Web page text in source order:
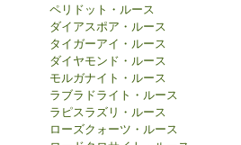
ペリドット・ルース
ダイアスポア・ルース
タイガーアイ・ルース
ダイヤモンド・ルース
モルガナイト・ルース
ラブラドライト・ルース
ラピスラズリ・ルース
ローズクォーツ・ルース